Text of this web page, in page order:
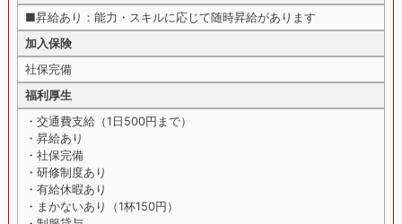
■昇給あり：能力・スキルに応じて随時昇給があります
加入保険
社保完備
福利厚生
・交通費支給（1日500円まで）
・昇給あり
・社保完備
・研修制度あり
・有給休暇あり
・まかないあり（1杯150円）